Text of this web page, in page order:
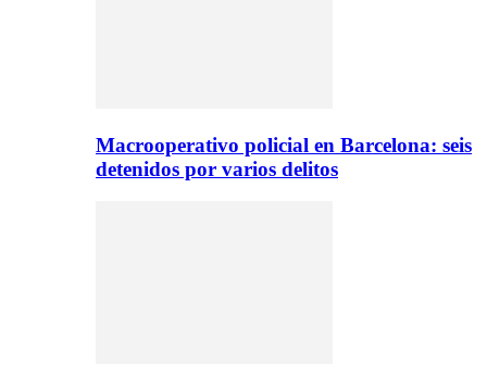
Macrooperativo policial en Barcelona: seis
detenidos por varios delitos